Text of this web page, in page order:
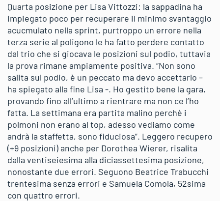
Quarta posizione per Lisa Vittozzi: la sappadina ha
impiegato poco per recuperare il minimo svantaggio
acucmulato nella sprint, purtroppo un errore nella
terza serie al poligono le ha fatto perdere contatto
dal trio che si giocava le posizioni sul podio, tuttavia
la prova rimane ampiamente positiva. “Non sono
salita sul podio, è un peccato ma devo accettarlo –
ha spiegato alla fine Lisa -. Ho gestito bene la gara,
provando fino all’ultimo a rientrare ma non ce l’ho
fatta. La settimana era partita malino perchè i
polmoni non erano al top, adesso vediamo come
andrà la staffetta, sono fiduciosa”. Leggero recupero
(+9 posizioni) anche per Dorothea Wierer, risalita
dalla ventiseiesima alla diciassettesima posizione,
nonostante due errori. Seguono Beatrice Trabucchi
trentesima senza errori e Samuela Comola, 52sima
con quattro errori.